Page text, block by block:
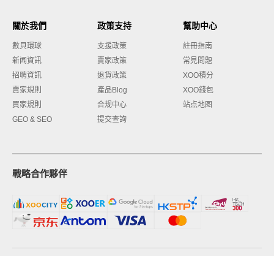
關於我們
數貝環球
新闻資訊
招聘資訊
賣家規則
買家規則
GEO & SEO
政策支持
支援政策
賣家政策
退貨政策
產品Blog
合规中心
提交查詢
幫助中心
註冊指南
常見問題
XOO積分
XOO錢包
站点地图
戰略合作夥伴